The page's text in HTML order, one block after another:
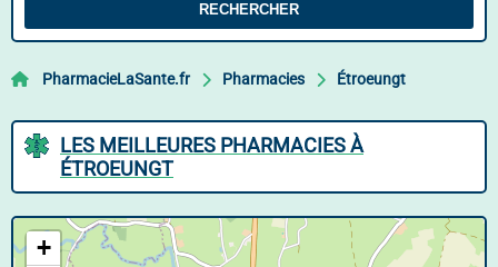
RECHERCHER
PharmacieLaSante.fr Pharmacies Étroeungt
LES MEILLEURES PHARMACIES À
ÉTROEUNGT
+